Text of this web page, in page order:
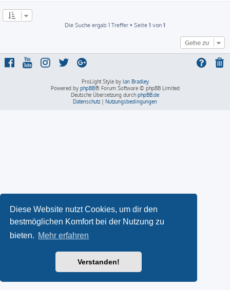
Diese Website nutzt Cookies, um dir den
bestmöglichen Komfort bei der Nutzung zu
bieten. Mehr erfahren
Verstanden!
Die Suche ergab 1 Treffer • Seite 1 von 1
Gehe zu
ProLight Style by Ian Bradley
Powered by phpBB® Forum Software © phpBB Limited
Deutsche Übersetzung durch phpBB.de
Datenschutz | Nutzungsbedingungen